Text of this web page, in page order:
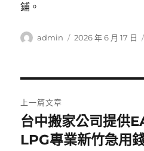
鋪。
作
admin
發
2026 年 6 月 17 日
章
導
上一篇文章
上
一
台中搬家公司提供
LPG專業新竹急用